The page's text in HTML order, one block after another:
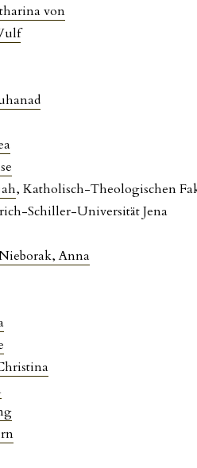
von
, Katholisch-Theologischen
Schiller-Universität Jena
Anna